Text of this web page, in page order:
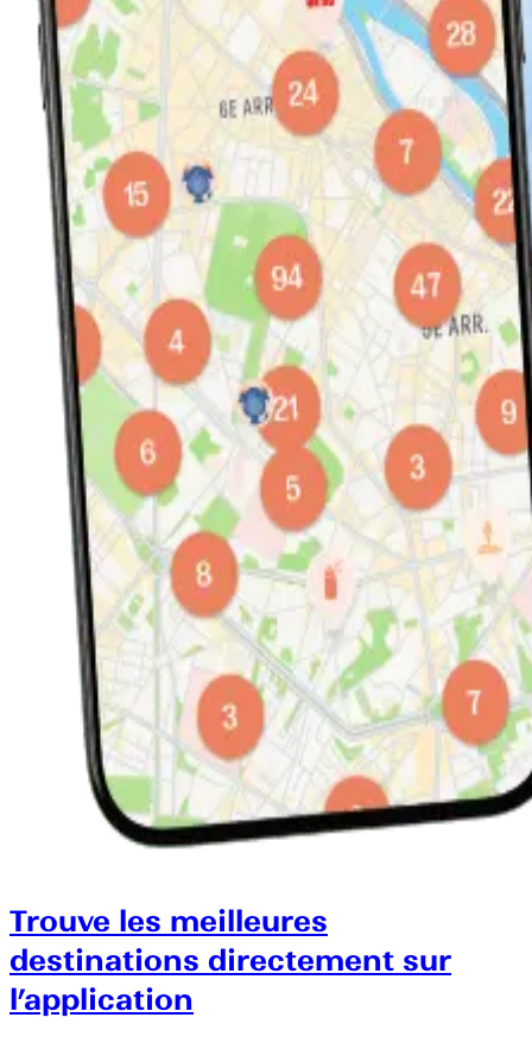
Trouve les meilleures
destinations directement sur
l’application